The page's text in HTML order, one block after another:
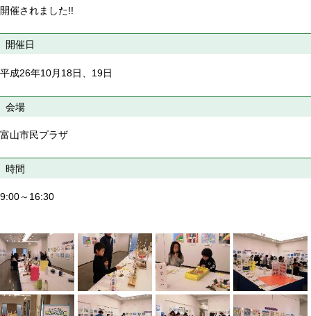
開催されました!!
開催日
平成26年10月18日、19日
会場
富山市民プラザ
時間
9:00～16:30